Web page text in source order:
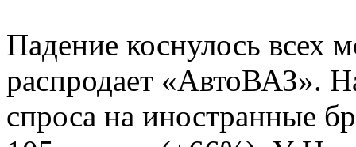
Падение коснулось всех
распродает «АвтоВАЗ».
спроса на иностранные